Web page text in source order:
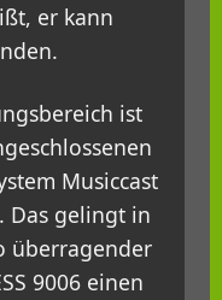
er kann
ist
Musiccast
Das gelingt in
überragender
9006 einen